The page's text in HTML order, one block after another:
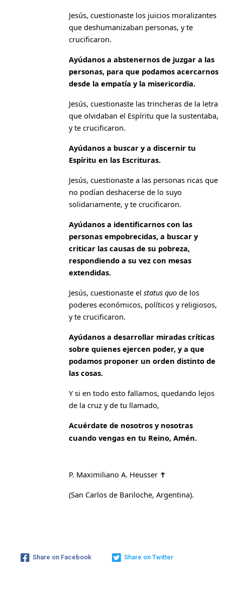
Jesús, cuestionaste los juicios moralizantes
que deshumanizaban personas, y te
crucificaron.
Ayúdanos a abstenernos de juzgar a las
personas, para que podamos acercarnos
desde la empatía y la misericordia.
Jesús, cuestionaste las trincheras de la letra
que olvidaban el Espíritu que la sustentaba,
y te crucificaron.
Ayúdanos a buscar y a discernir tu
Espíritu en las Escrituras.
Jesús, cuestionaste a las personas ricas que
no podían deshacerse de lo suyo
solidariamente, y te crucificaron.
Ayúdanos a identificarnos con las
personas empobrecidas, a buscar y
criticar las causas de su pobreza,
respondiendo a su vez con mesas
extendidas.
Jesús, cuestionaste el status quode los
poderes económicos, políticos y religiosos,
y te crucificaron.
Ayúdanos a desarrollar miradas críticas
sobre quienes ejercen poder, y a que
podamos proponer un orden distinto de
las cosas.
Y si en todo esto fallamos, quedando lejos
de la cruz y de tu llamado,
Acuérdate de nosotros y nosotras
cuando vengas en tu Reino, Amén.
P. Maximiliano A. Heusser ✝
(San Carlos de Bariloche, Argentina).
Share on Facebook Share on Twitter